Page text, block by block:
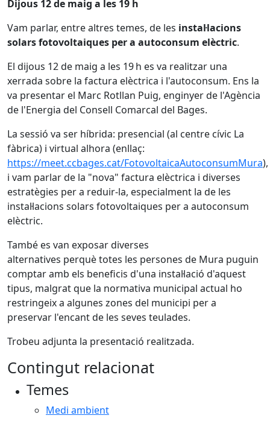
Dijous 12 de maig a les 19 h
Vam parlar, entre altres temes, de les instal·lacions
solars fotovoltaiques per a autoconsum elèctric.
El dijous 12 de maig a les 19 h es va realitzar una
xerrada sobre la factura elèctrica i l'autoconsum. Ens la
va presentar el Marc Rotllan Puig, enginyer de l'Agència
de l'Energia del Consell Comarcal del Bages.
La sessió va ser híbrida: presencial (al centre cívic La
fàbrica) i virtual alhora (enllaç:
https://meet.ccbages.cat/FotovoltaicaAutoconsumMura),
i vam parlar de la "nova" factura elèctrica i diverses
estratègies per a reduir-la, especialment la de les
instal·lacions solars fotovoltaiques per a autoconsum
elèctric.
També es van exposar diverses
alternatives perquè totes les persones de Mura puguin
comptar amb els beneficis d'una instal·lació d'aquest
tipus, malgrat que la normativa municipal actual ho
restringeix a algunes zones del municipi per a
preservar l'encant de les seves teulades.
Trobeu adjunta la presentació realitzada.
Contingut relacionat
Temes
Medi ambient